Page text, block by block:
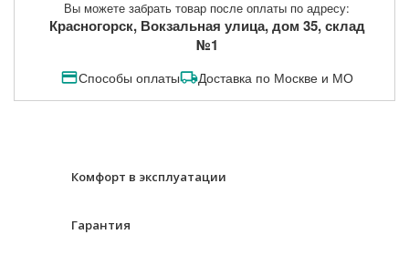
Вы можете забрать товар после оплаты по адресу:
Красногорск, Вокзальная улица, дом 35, склад
№1
Способы оплаты Доставка по Москве и МО
Комфорт в эксплуатации
Гарантия